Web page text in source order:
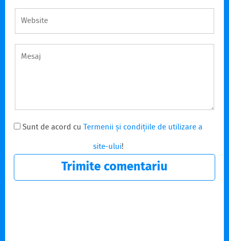
Sunt de acord cuTermenii și condițiile de utilizare a
site-ului!